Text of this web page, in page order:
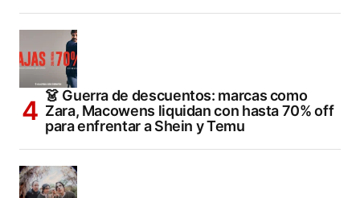
👗 Guerra de descuentos: marcas como
Zara, Macowens liquidan con hasta 70% off
para enfrentar a Shein y Temu